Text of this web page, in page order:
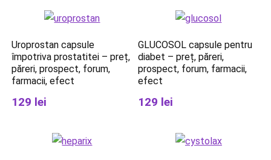
Uroprostan capsule
împotriva prostatitei – preț,
păreri, prospect, forum,
farmacii, efect
129 lei
GLUCOSOL capsule pentru
diabet – preț, păreri,
prospect, forum, farmacii,
efect
129 lei